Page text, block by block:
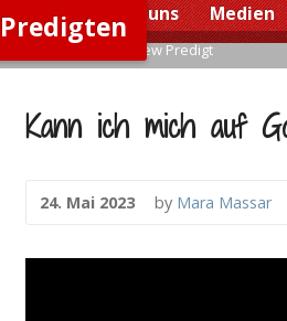
Home Über uns Medien
Predigten
Predigten View Predigt
Kann ich mich auf
24. Mai 2023 by Mara Massar